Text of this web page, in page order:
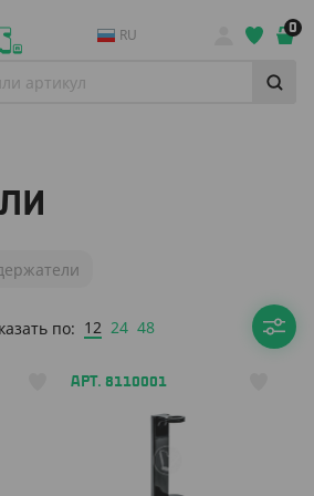
RU 0
по: 12 24 48
АРТ. 8110001